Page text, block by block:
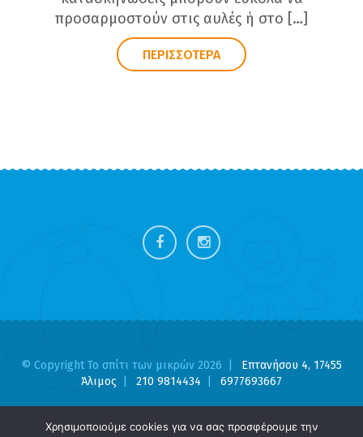
προσαρμοστούν στις αυλές ή στο […]
ΠΕΡΙΣΣΟΤΕΡΑ
FOOTER
© Copyright Το σπίτι των μικρών 2026
Επτανήσου 4, 17455
Άλιμος
210 9814434 6977693667
Χρησιμοποιούμε cookies για να σας προσφέρουμε την